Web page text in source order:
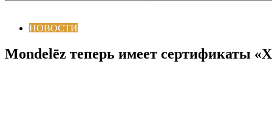
НОВОСТИ
Mondelēz теперь имеет сертификаты